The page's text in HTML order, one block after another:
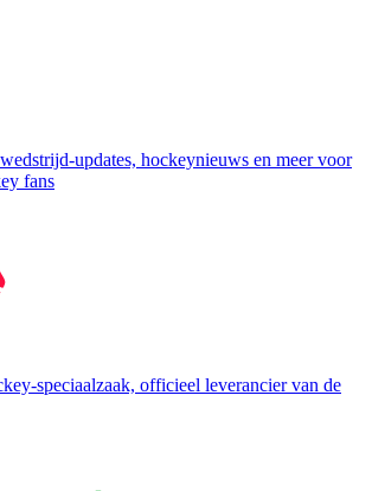
updates, hockeynieuws en meer voor
fans
speciaalzaak, officieel leverancier van de